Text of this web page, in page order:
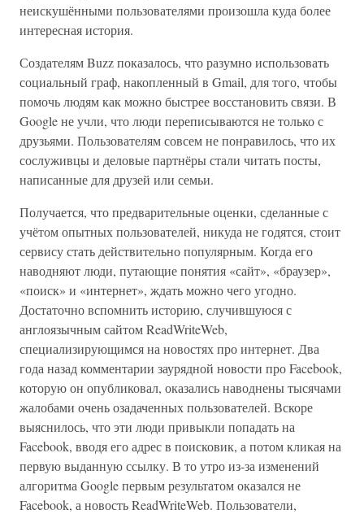
неискушёнными пользователями произошла куда более
интересная история.
Создателям Buzz показалось, что разумно использовать
социальный граф, накопленный в Gmail, для того, чтобы
помочь людям как можно быстрее восстановить связи. В
Google не учли, что люди переписываются не только с
друзьями. Пользователям совсем не понравилось, что их
сослуживцы и деловые партнёры стали читать посты,
написанные для друзей или семьи.
Получается, что предварительные оценки, сделанные с
учётом опытных пользователей, никуда не годятся, стоит
сервису стать действительно популярным. Когда его
наводняют люди, путающие понятия «сайт», «браузер»,
«поиск» и «интернет», ждать можно чего угодно.
Достаточно вспомнить историю, случившуюся с
англоязычным сайтом ReadWriteWeb,
специализирующимся на новостях про интернет. Два
года назад комментарии заурядной новости про Facebook,
которую он опубликовал, оказались наводнены тысячами
жалобами очень озадаченных пользователей. Вскоре
выяснилось, что эти люди привыкли попадать на
Facebook, вводя его адрес в поисковик, а потом кликая на
первую выданную ссылку. В то утро из-за изменений
алгоритма Google первым результатом оказался не
Facebook, а новость ReadWriteWeb. Пользователи,